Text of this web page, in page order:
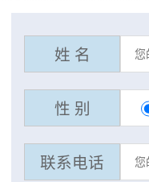
姓 名
性 别
联系电话